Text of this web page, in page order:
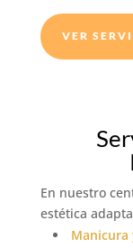
VER
En nuestro
estética
Manicura